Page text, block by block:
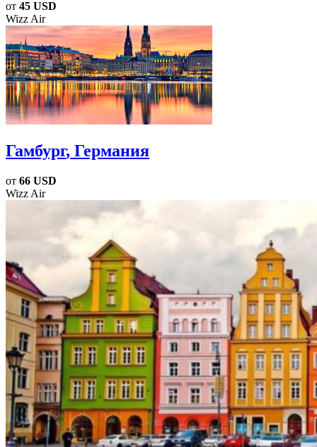
от 45 USD
Wizz Air
Гамбург, Германия
от 66 USD
Wizz Air